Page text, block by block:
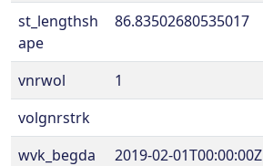
st_lengthsh
ape
86.83502680535017
vnrwol
1
volgnrstrk
wvk_begda
2019-02-01T00:00:00Z